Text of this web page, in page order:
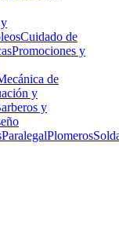
Cuidado de
Promociones y
de
y
y
ParalegalPlomeros